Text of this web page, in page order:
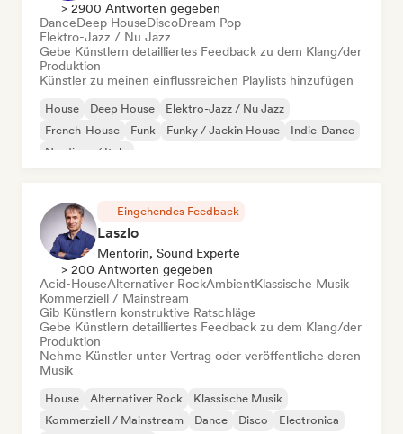
> 2900 Antworten gegeben
DanceDeep HouseDiscoDream Pop
Elektro-Jazz / Nu Jazz
Gebe Künstlern detailliertes Feedback zu dem Klang/der
Produktion
Künstler zu meinen einflussreichen Playlists hinzufügen
House Deep House
Elektro-Jazz / Nu Jazz
French-House
Funk Funky / Jackin House
Indie-Dance
Nu-disco / Italo
Eingehendes Feedback
Laszlo
Mentorin, Sound Experte
> 200 Antworten gegeben
Acid-HouseAlternativer RockAmbientKlassische Musik
Kommerziell / Mainstream
Gib Künstlern konstruktive Ratschläge
Gebe Künstlern detailliertes Feedback zu dem Klang/der
Produktion
Nehme Künstler unter Vertrag oder veröffentliche deren
Musik
House Alternativer Rock
Klassische Musik
Kommerziell / Mainstream
Dance Disco
Electronica